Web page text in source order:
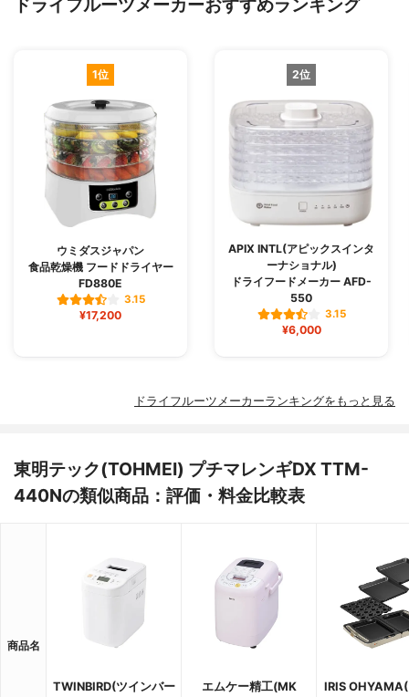
ドライフルーツメーカーおすすめランキング
1位
ウミダスジャパン
食品乾燥機 フードドライヤー
FD880E
3.15
¥17,200
2位
APIX INTL(アピックスインタ
ーナショナル)
ドライフードメーカー AFD-
550
3.15
¥6,000
ドライフルーツメーカーランキングをもっと見る
東明テック(TOHMEI) プチマレンギDX TTM-
440Nの類似商品：評価・料金比較表
商品名
TWINBIRD(ツインバー エムケー精工(MK IRIS